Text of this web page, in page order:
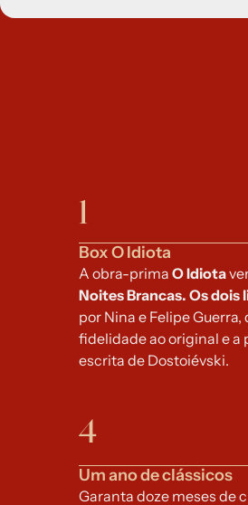
1
Box O Idiota
A obra-prima O Idiota
Noites Brancas. Os
por Nina e Felipe
fidelidade ao original e a
escrita de Dostoiévski.
4
Um ano de clássicos